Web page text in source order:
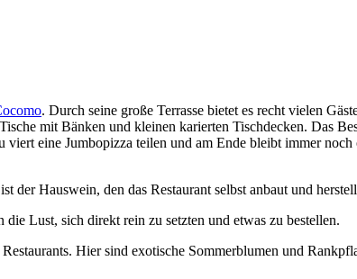
. Durch seine große Terrasse bietet es recht vielen
mit Bänken und kleinen karierten Tischdecken. Das
eine Jumbopizza teilen und am Ende bleibt immer
der Hauswein, den das Restaurant selbst anbaut und
Lust, sich direkt rein zu setzten und etwas zu bestellen.
Restaurants. Hier sind exotische Sommerblumen und